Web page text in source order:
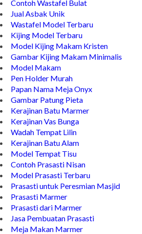
Contoh Wastafel Bulat
Jual Asbak Unik
Wastafel Model Terbaru
Kijing Model Terbaru
Model Kijing Makam Kristen
Gambar Kijing Makam Minimalis
Model Makam
Pen Holder Murah
Papan Nama Meja Onyx
Gambar Patung Pieta
Kerajinan Batu Marmer
Kerajinan Vas Bunga
Wadah Tempat Lilin
Kerajinan Batu Alam
Model Tempat Tisu
Contoh Prasasti Nisan
Model Prasasti Terbaru
Prasasti untuk Peresmian Masjid
Prasasti Marmer
Prasasti dari Marmer
Jasa Pembuatan Prasasti
Meja Makan Marmer